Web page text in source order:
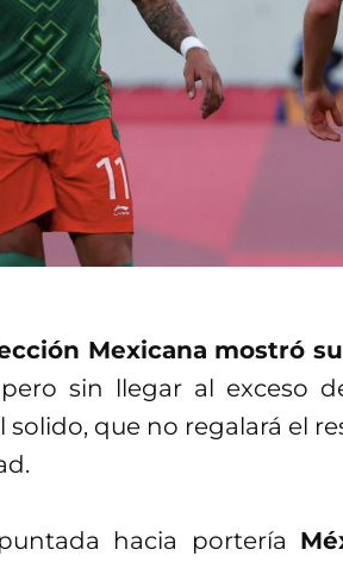
Mexicana mostró
sin llegar al exceso
que no regalará el
hacia portería